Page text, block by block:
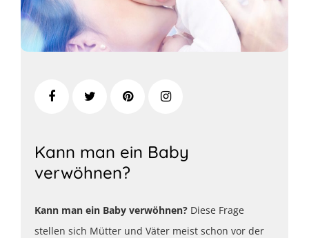
Kann man ein Baby
verwöhnen?
Kann man ein Baby verwöhnen? Diese Frage
stellen sich Mütter und Väter meist schon vor der